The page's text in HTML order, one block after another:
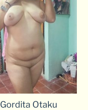
Gordita Otaku